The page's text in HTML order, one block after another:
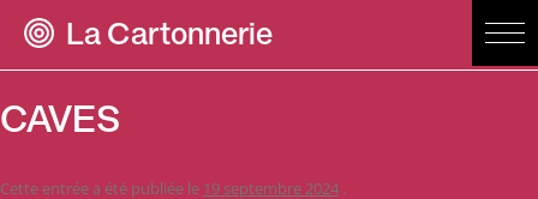
La Cartonnerie
CAVES
Cette entrée a été publiée le 19 septembre 2024 .